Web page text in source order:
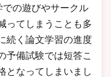
での遊びやサークル
ってしまうことも多
続く論文学習の進度
予備試験では短答こ
となってしまいまし